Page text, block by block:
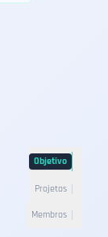
Objetivo
Projetos
Membros